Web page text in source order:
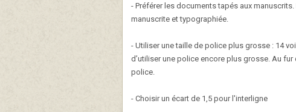
- Préférer les documents tapés aux
manuscrite et typographiée.
- Utiliser une taille de police plus grosse : 14
d’utiliser une police encore plus grosse. Au
police.
- Choisir un écart de 1,5 pour l'interligne